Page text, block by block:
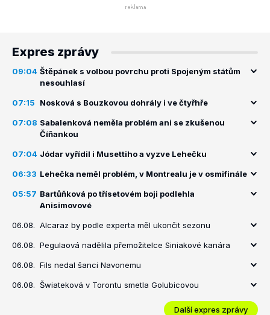
Expres zprávy
09:04 Štěpánek s volbou povrchu proti Spojeným státům
nesouhlasí
07:15 Nosková s Bouzkovou dohrály i ve čtyřhře
07:08 Sabalenková neměla problém ani se zkušenou
Číňankou
07:04 Jódar vyřídil i Musettiho a vyzve Lehečku
06:33 Lehečka neměl problém, v Montrealu je v osmifinále
05:57 Bartůňková po třísetovém boji podlehla
Anisimovové
06.08. Alcaraz by podle experta měl ukončit sezonu
06.08. Pegulaová nadělila přemožitelce Siniakové kanára
06.08. Fils nedal šanci Navonemu
06.08. Šwiateková v Torontu smetla Golubicovou
Další expres zprávy